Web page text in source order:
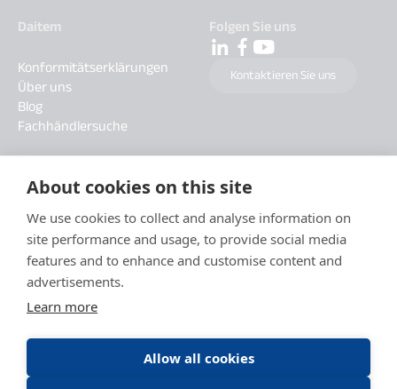
About cookies on this site
We use cookies to collect and analyse information on
site performance and usage, to provide social media
features and to enhance and customise content and
advertisements.
Learn more
Allow all cookies
Daitem
Konformitätserklärungen
Über uns
Blog
Fachhändlersuche
Folgen Sie uns
Kontaktieren Sie uns